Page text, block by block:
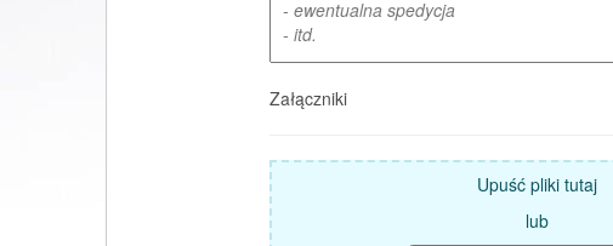
Załączniki
Upuść pliki tutaj
lub